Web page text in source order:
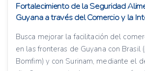
Fortalecimiento de la Seguridad
Guyana a través del Comercio y la
Busca mejorar la facilitación del
en las fronteras de Guyana con Brasil
Bomfim) y con Surinam, mediante el